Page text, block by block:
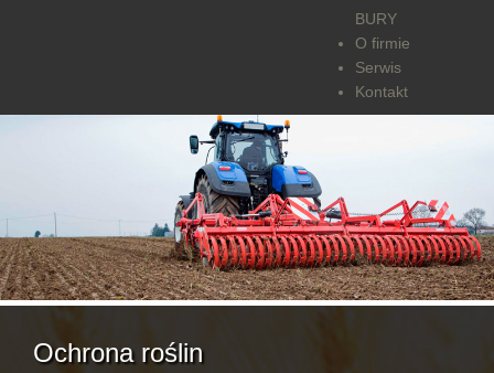
BURY
O firmie
Serwis
Kontakt
Ochrona roślin